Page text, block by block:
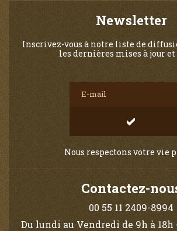
Newsletter
Inscrivez-vous à notre liste de
les dernières mises à jour et
Nous respectons votre vie
Contactez-
00 55 11 2409-8994
Du lundi au Vendredi de 9h à 18h